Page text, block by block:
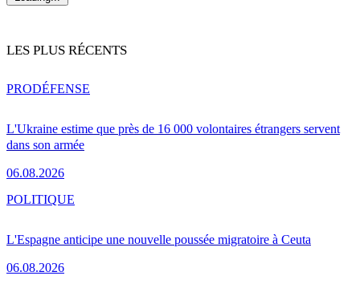
LES PLUS RÉCENTS
L'Ukraine estime que près de 16 000 volontaires étrangers servent
dans son armée
06.08.2026
PRODÉFENSE
L'Espagne anticipe une nouvelle poussée migratoire à Ceuta
06.08.2026
POLITIQUE